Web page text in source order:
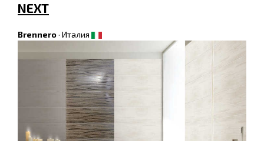
NEXT
Brennero· Италия